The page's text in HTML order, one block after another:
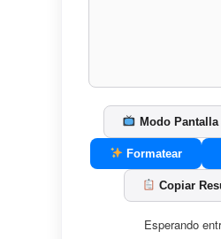
Modo
Formatear
Copiar
Esperando